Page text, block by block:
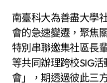
南臺科大為善盡大學
會的急速變遷，聚焦
特別串聯邀集社區長
等共同辦理跨校SIG
會」，期透過彼此三